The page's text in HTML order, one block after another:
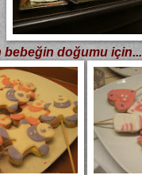
bebeğin doğumu için...